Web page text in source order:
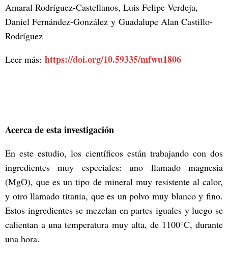
Amaral Rodríguez-Castellanos, Luis Felipe Verdeja,
Daniel Fernández-González y Guadalupe Alan Castillo-
Rodríguez
Leer más: https://doi.org/10.59335/mfwu1806
Acerca de esta investigación
En este estudio, los científicos están trabajando con dos
ingredientes muy especiales: uno llamado magnesia
(MgO), que es un tipo de mineral muy resistente al calor,
y otro llamado titania, que es un polvo muy blanco y fino.
Estos ingredientes se mezclan en partes iguales y luego se
calientan a una temperatura muy alta, de 1100°C, durante
una hora.